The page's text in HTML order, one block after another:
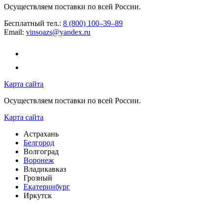
Осуществляем поставки по всей России.
Бесплатный тел.: 8 (800) 100–39–89
Email: vinsoazs@yandex.ru
Карта сайта
Осуществляем поставки по всей России.
Карта сайта
Астрахань
Белгород
Волгоград
Воронеж
Владикавказ
Грозный
Екатеринбург
Иркутск